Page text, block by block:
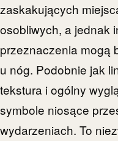
zaskakujących
osobliwych, a jednak
przeznaczenia mogą
u nóg. Podobnie jak
tekstura i ogólny
symbole niosące
wydarzeniach. To